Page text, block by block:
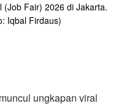
(Job Fair) 2026 di Jakarta.
Iqbal Firdaus)
ungkapan viral